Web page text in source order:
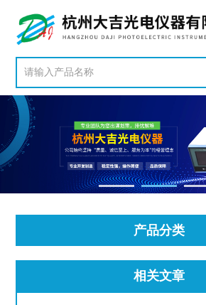
产品分类
相关文章